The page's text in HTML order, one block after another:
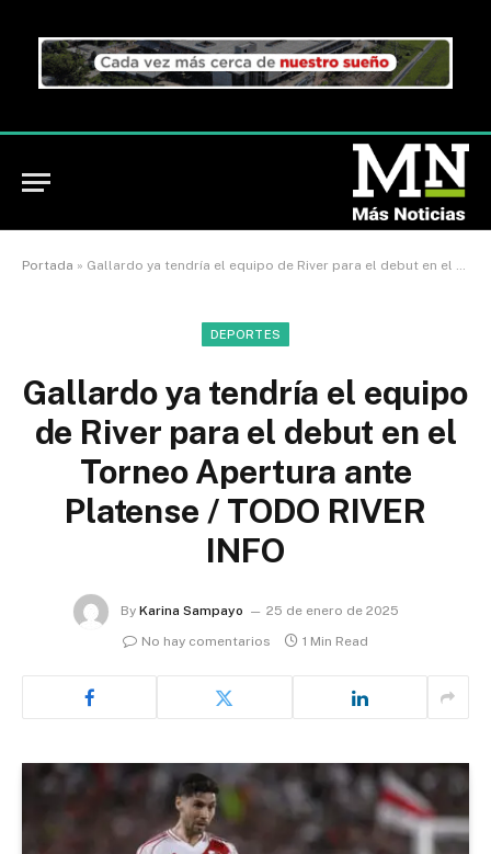
Portada » Gallardo ya tendría el equipo de River para el debut en el Torneo Apertura ante Platense / TODO RIVER INFO
DEPORTES
Gallardo ya tendría el equipo
de River para el debut en el
Torneo Apertura ante
Platense / TODO RIVER
INFO
By Karina Sampayo
25 de enero de 2025
No hay comentarios
1 Min Read